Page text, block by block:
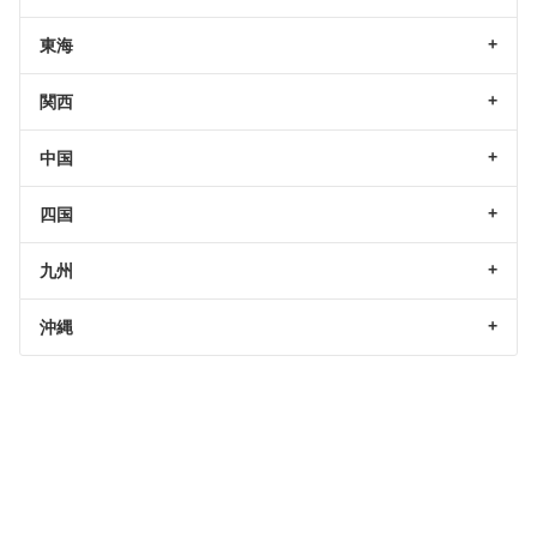
東海
関西
中国
四国
九州
沖縄